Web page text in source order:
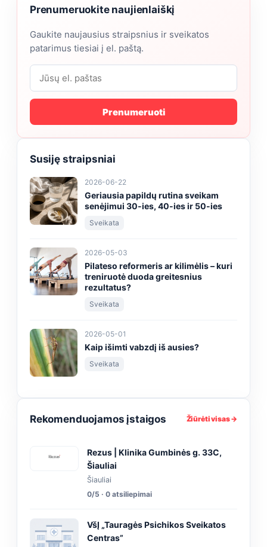
Prenumeruokite naujienlaiškį
Gaukite naujausius straipsnius ir sveikatos
patarimus tiesiai į el. paštą.
Prenumeruoti
Susiję straipsniai
2026-06-22
Geriausia papildų rutina sveikam
senėjimui 30-ies, 40-ies ir 50-ies
Sveikata
2026-05-03
Pilateso reformeris ar kilimėlis – kuri
treniruotė duoda greitesnius
rezultatus?
Sveikata
2026-05-01
Kaip išimti vabzdį iš ausies?
Sveikata
Rekomenduojamos įstaigos Žiūrėti visas →
Rezus | Klinika Gumbinės g. 33C,
Šiauliai
Šiauliai
0/5 · 0 atsiliepimai
VšĮ „Tauragės Psichikos Sveikatos
Centras”